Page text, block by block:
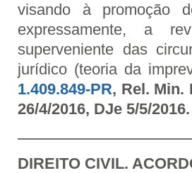
visando à promoção
expressamente, a
superveniente das
jurídico (teoria da
1.409.849-PR, Rel. Min.
26/4/2016, DJe 5/5/2016.
DIREITO CIVIL.